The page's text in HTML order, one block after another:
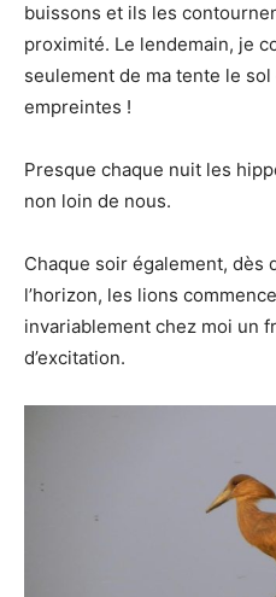
buissons et ils les
proximité. Le lendemain, je
seulement de ma tente le sol
empreintes !
Presque chaque nuit les
non loin de nous.
Chaque soir également, dès
l’horizon, les lions
invariablement chez moi un
d’excitation.